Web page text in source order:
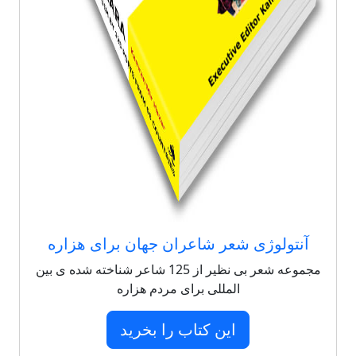
آنتولوژی شعر شاعران جهان برای هزاره
مجموعه شعر بی نظیر از 125 شاعر شناخته شده ی بین
المللی برای مردم هزاره
این کتاب را بخرید